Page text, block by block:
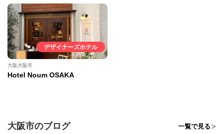
デザイナーズホテル
大阪大阪市
Hotel Noum OSAKA
大阪市のブログ 一覧で見る